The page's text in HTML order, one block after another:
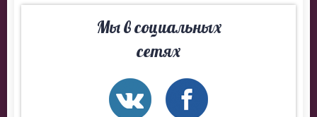
Мы в социальных
сетях